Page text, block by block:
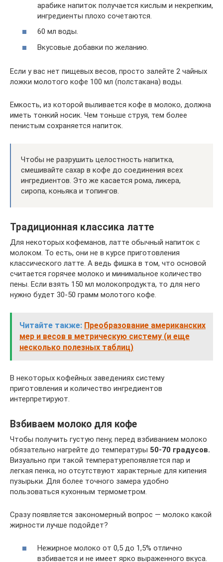
арабике напиток получается кислым и некрепким,
ингредиенты плохо сочетаются.
60 мл воды.
Вкусовые добавки по желанию.
Если у вас нет пищевых весов, просто залейте 2 чайных
ложки молотого кофе 100 мл (полстакана) воды.
Емкость, из которой выливается кофе в молоко, должна
иметь тонкий носик. Чем тоньше струя, тем более
пенистым сохраняется напиток.
Чтобы не разрушить целостность напитка,
смешивайте сахар в кофе до соединения всех
ингредиентов. Это же касается рома, ликера,
сиропа, коньяка и топингов.
Традиционная классика латте
Для некоторых кофеманов, латте обычный напиток с
молоком. То есть, они не в курсе приготовления
классического латте. А ведь фишка в том, что основой
считается горячее молоко и минимальное количество
пены. Если взять 150 мл молокопродукта, то для него
нужно будет 30-50 грамм молотого кофе.
Читайте также: Преобразование американских
мер и весов в метрическую систему (и еще
несколько полезных таблиц)
В некоторых кофейных заведениях систему
приготовления и количество ингредиентов
интерпретируют.
Взбиваем молоко для кофе
Чтобы получить густую пену, перед взбиванием молоко
обязательно нагрейте до температуры 50-70 градусов.
Визуально при такой температурепоявляется пар и
легкая пенка, но отсутствуют характерные для кипения
пузырьки. Для более точного замера удобно
пользоваться кухонным термометром.
Сразу появляется закономерный вопрос — молоко какой
жирности лучше подойдет?
Нежирное молоко от 0,5 до 1,5% отлично
взбивается и не имеет ярко выраженного вкуса.